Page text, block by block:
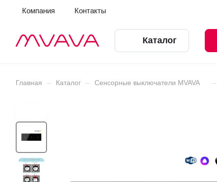
Компания Контакты
Каталог
Главная – Каталог – Сенсорные выключатели MVAVA –